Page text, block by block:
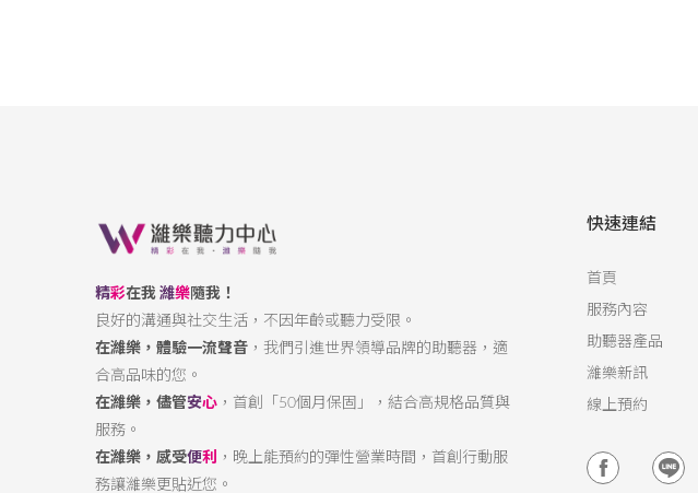
精彩在我 濰樂隨我！
良好的溝通與社交生活，不因年齡或聽力受限。
在濰樂，體驗一流聲音 ，我們引進世界領導品牌的助聽器，適
合高品味的您。
在濰樂，儘管安心 ，首創「50個月保固」，結合高規格品質與
服務。
在濰樂，感受便利
，晚上能預約的彈性營業時間，首創行動服
務讓濰樂更貼近您。
快速連結
首頁
服務內容
助聽器產品
濰樂新訊
線上預約